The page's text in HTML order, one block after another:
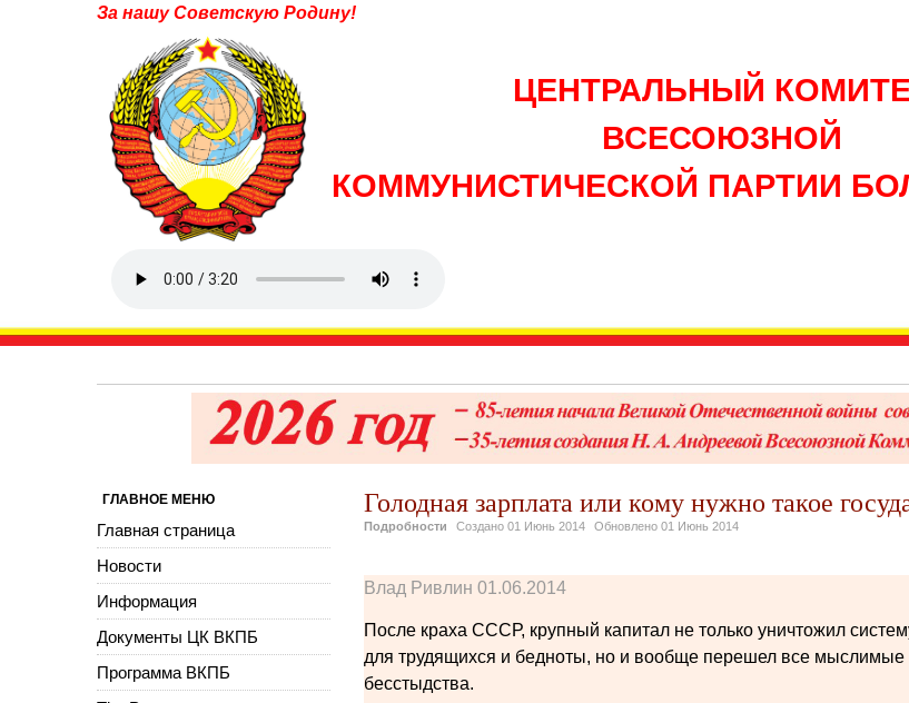
За нашу Советскую Родину!
ЦЕНТРАЛЬНЫЙ
ВСЕСОЮЗНОЙ
КОММУНИСТИЧЕСКОЙ ПАРТИИ
6
Голодная зарплата или кому нужно такое
Подробности Создано 01 Июнь 2014 Обновлено 01 Июнь 2014
Влад Ривлин 01.06.2014
После краха СССР, крупный капитал не только уничтожил
для трудящихся и бедноты, но и вообще перешел все
бесстыдства.
ГЛАВНОЕ МЕНЮ
Главная страница
Новости
Информация
Документы ЦК ВКПБ
Программа ВКПБ